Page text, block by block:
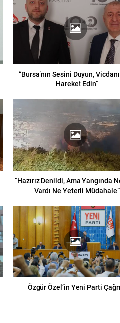
“Bursa’nın Sesini Duyun,
Hareket Edin”
“Hazırız Denildi, Ama Yangında
Vardı Ne Yeterli Müdahale”
Özgür Özel’in Yeni Parti